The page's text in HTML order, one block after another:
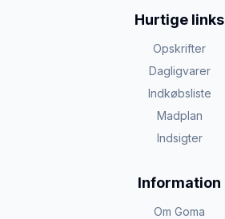
Hurtige links
Opskrifter
Dagligvarer
Indkøbsliste
Madplan
Indsigter
Information
Om Goma